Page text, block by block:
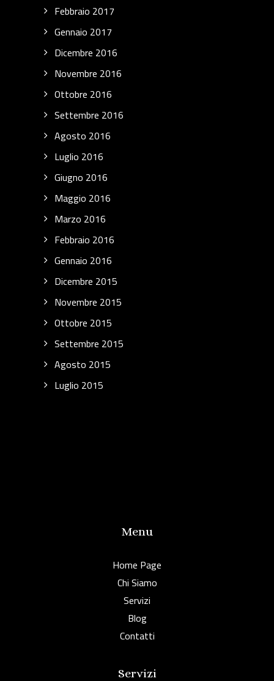
Febbraio 2017
Gennaio 2017
Dicembre 2016
Novembre 2016
Ottobre 2016
Settembre 2016
Agosto 2016
Luglio 2016
Giugno 2016
Maggio 2016
Marzo 2016
Febbraio 2016
Gennaio 2016
Dicembre 2015
Novembre 2015
Ottobre 2015
Settembre 2015
Agosto 2015
Luglio 2015
Menu
Home Page
Chi Siamo
Servizi
Blog
Contatti
Servizi